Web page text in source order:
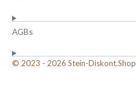
AGBs
© 2023 - 2026 Stein-Diskont.Shop